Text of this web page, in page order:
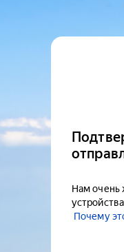
Нам очень
Почему